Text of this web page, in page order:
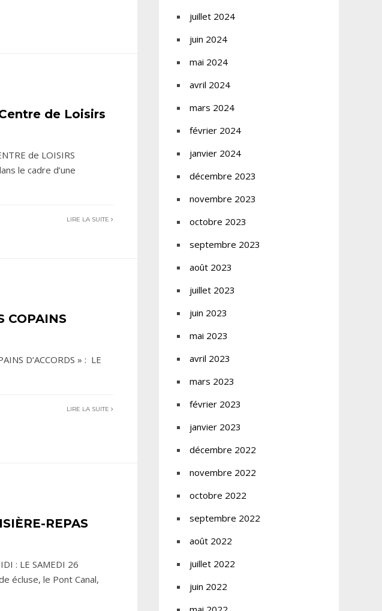
de Loisirs
de LOISIRS
le cadre d’une
LIRE LA SUITE
COPAINS
D’ACCORDS » : LE
LIRE LA SUITE
REPAS
: LE SAMEDI 26
écluse, le Pont Canal,
juillet 2024
juin 2024
mai 2024
avril 2024
mars 2024
février 2024
janvier 2024
décembre 2023
novembre 2023
octobre 2023
septembre 2023
août 2023
juillet 2023
juin 2023
mai 2023
avril 2023
mars 2023
février 2023
janvier 2023
décembre 2022
novembre 2022
octobre 2022
septembre 2022
août 2022
juillet 2022
juin 2022